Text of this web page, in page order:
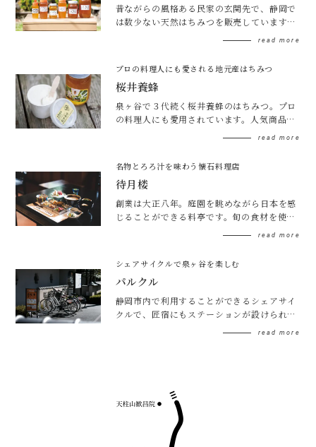
昔ながらの風格ある民家の玄関先で、静岡で
は数少ない天然はちみつを販売しています。
ミカンやモチなど地元の様々な花から採れた
read more
プロの料理人にも愛される地元産はちみつ
桜井養蜂
泉ヶ谷で３代続く桜井養蜂のはちみつ。プロ
の料理人にも愛用されています。人気商品
「はちみつジェラート」はまろやかで後味す
read more
名物とろろ汁を味わう懐石料理店
待月楼
創業は大正八年。庭園を眺めながら日本を感
じることができる料亭です。旬の食材を使っ
た懐石料理と名物のとろろ汁を組み合わせた
read more
シェアサイクルで泉ヶ谷を楽しむ
パルクル
静岡市内で利用することができるシェアサイ
クルで、匠宿にもステーションが設けられて
います。電動アシスト付自転車で、坂道も快
read more